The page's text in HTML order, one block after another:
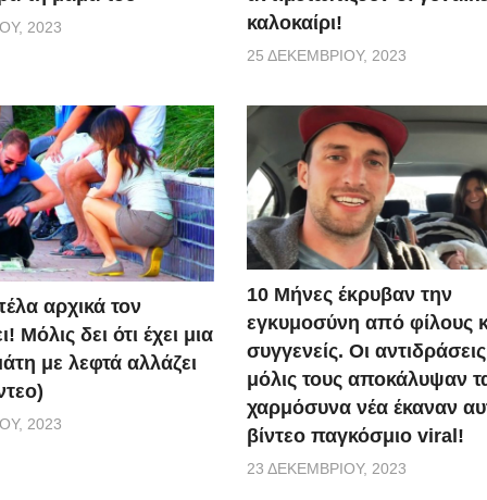
2023
καλοκαίρι!
25 ΔΕΚΕΜΒΡΊΟΥ, 2023
αρχικά τον
Μόλις δει ότι έχει μια
με λεφτά αλλάζει
2023
10 Μήνες έκρυβαν την
εγκυμοσύνη από φίλους
συγγενείς. Οι
μόλις τους αποκάλυψαν
χαρμόσυνα νέα έκαναν
βίντεο παγκόσμιο viral!
23 ΔΕΚΕΜΒΡΊΟΥ, 2023